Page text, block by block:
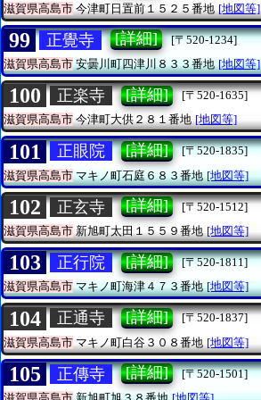
滋賀県高島市 今津町日置前１５２５番地 [地図等]
99 正覺寺 [詳細]
[〒520-1234]
滋賀県高島市安曇川町四津川８３３番地 [地図等]
100 正楽寺 [詳細]
[〒520-1635]
滋賀県高島市今津町大供２８１番地 [地図等]
101 正眼院 [詳細]
[〒520-1835]
滋賀県高島市マキノ町石庭６８３番地 [地図等]
102 正玄寺 [詳細]
[〒520-1512]
滋賀県高島市新旭町太田１５５９番地 [地図等]
103 正行院 [詳細]
[〒520-1811]
滋賀県高島市マキノ町海津４７３番地 [地図等]
104 正通寺 [詳細]
[〒520-1837]
滋賀県高島市 マキノ町白谷３０８番地 [地図等]
105 正傳寺 [詳細]
[〒520-1501]